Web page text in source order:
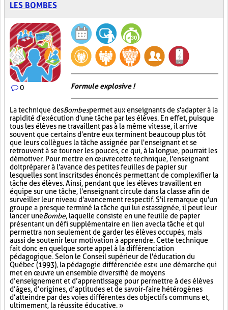
LES BOMBES
0 Formule explosive !
La technique desBombespermet aux enseignants de s'adapter à la
rapidité d'exécution d'une tâche par les élèves. En effet, puisque
tous les élèves ne travaillent pas à la même vitesse, il arrive
souvent que certains d'entre eux terminent beaucoup plus tôt
que leurs collègues la tâche assignée par l'enseignant et se
retrouvent à se tourner les pouces, ce qui, à la longue, pourrait les
démotiver. Pour mettre en œuvre cette technique, l'enseignant
doit préparer à l'avance des petites feuilles de papier sur
lesquelles sont inscrits des énoncés permettant de complexifier la
tâche des élèves. Ainsi, pendant que les élèves travaillent en
équipe sur une tâche, l'enseignant circule dans la classe afin de
surveiller leur niveau d'avancement respectif. S'il remarque qu'un
groupe a presque terminé la tâche qui lui est assignée, il peut leur
lancer uneBombe, laquelle consiste en une feuille de papier
présentant un défi supplémentaire en lien avec la tâche et qui
permettra non seulement de garder les élèves occupés, mais
aussi de soutenir leur motivation à apprendre. Cette technique
fait donc en quelque sorte appel à la différenciation
pédagogique. Selon le Conseil supérieur de l'éducation du
Québec (1993), la pédagogie différenciée est « une démarche qui
met en œuvre un ensemble diversifié de moyens
d’enseignement et d’apprentissage pour permettre à des élèves
d’âges, d’origines, d’aptitudes et de savoir-faire hétérogènes
d’atteindre par des voies différentes des objectifs communs et,
ultimement, la réussite éducative. »